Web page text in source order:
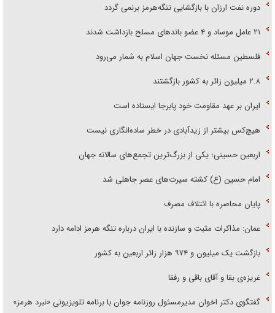
دوره نفت ارزان با بازگشایی تنگه‌هرمز برنمی گردد
۲۱ عامل موساد و ۴ عضو باند‌های مسلح بازداشت شدند
فلسطین مسئله نخست جهان اسلام به شمار می‌رود
۲.۸ میلیون زائر به کشور بازگشتند
ایران بر عهد مقاومت خود پابرجا ایستاده است
هیچ‌کس بیشتر از زیدآبادی در خطر ساده‌انگاری نیست
اربعین حسینی؛ یکی از بزرگ‌ترین تجمع‌های سالانه جهان
امام حسین (ع) کشته سیرت‌های عصر جاهلی شد
پایان محاصره با ائتلاف مصرف
عمان: مذاکرات مثبت و سازنده با ایران درباره تنگه هرمز ادامه دارد
بازگشت یک میلیون و ۹۷۴ هزار زائر اربعین به کشور
غریزه‌ی بقا و آقای باقی و رفقا
گفتگوی دکتر اخوان مدیرمسئول روزنامه جوان با برنامه تلویزیونی «نبرد هرمز»